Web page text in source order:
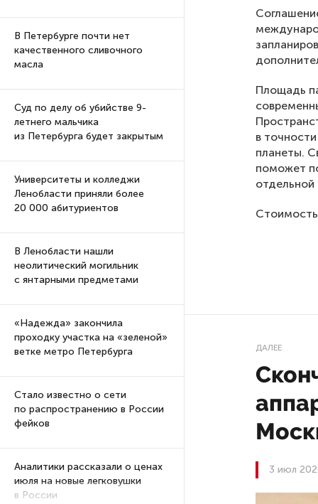
В Петербурге почти нет
качественного сливочного
масла
Суд по делу об убийстве 9-
летнего мальчика
из Петербурга будет закрытым
Университеты и колледжи
Ленобласти приняли более
20 000 абитуриентов
В Ленобласти нашли
неолитический могильник
с янтарными предметами
«Надежда» закончила
проходку участка на «зеленой»
ветке метро Петербурга
Стало известно о сети
по распространению в России
фейков
Аналитики рассказали о ценах
июля на новые легковушки
в России
Площадь
в
планеты.
поможет
ДАЛЕЕ
3 июл